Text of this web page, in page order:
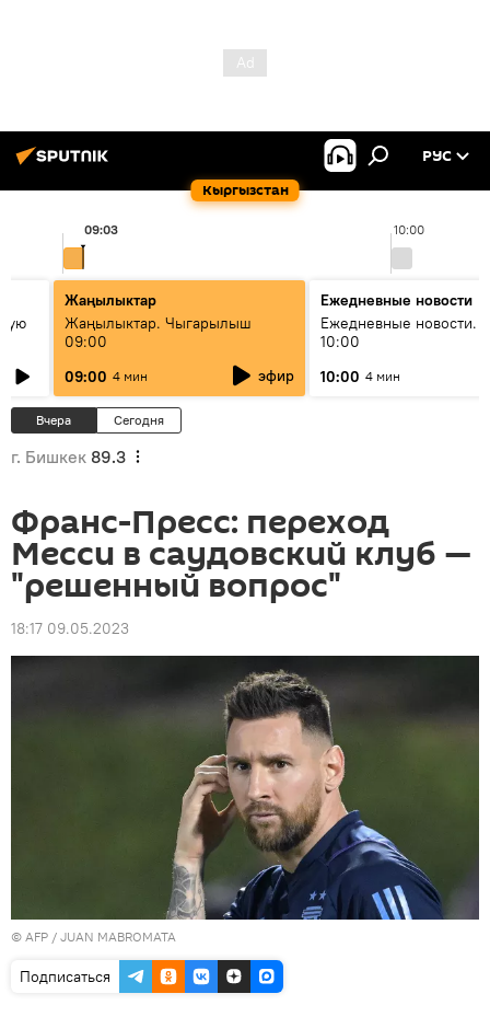
Кыргызстан
РУС
10:00
09:03
Жаңылыктар
Жаңылыктар. Чыгарылыш
09:00
09:00 4 мин эфир
Ежедневные новости
Ежедневные новости.
10:00
10:00 4 мин
Вчера Сегодня
г. Бишкек 89.3
Франс-Пресс: переход
Месси в саудовский клуб —
"решенный вопрос"
18:17 09.05.2023
© AFP / JUAN MABROMATA
Подписаться